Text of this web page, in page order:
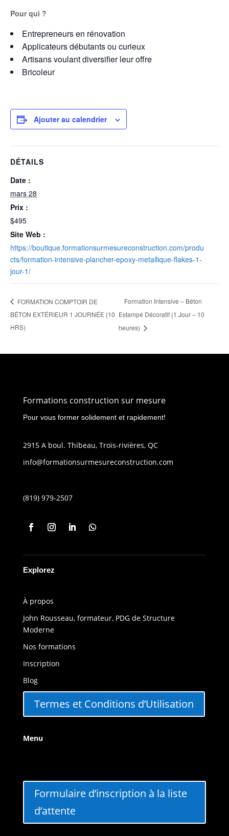
Pour qui ?
Entrepreneurs en rénovation
Applicateurs débutants ou curieux
Artisans voulant diversifier leur offre
Bricoleur
Ajouter au calendrier
DÉTAILS
Date :
mars 28
Prix :
$495
Site Web :
https://boutique.formationsurmesureconstruction.com/produ
cts/formation-intensive-plancher-epoxy-metallique-flakes-1-
jour-1/
FORMATION COMPTOIR DE
BÉTON EXTÉRIEUR 1 JOURNÉE (10
HRS)
Formation Intensive – Béton
Estampé Décoratif (1 Jour – 10
heures)
Formations construction sur mesure
Pour vous former solidement et rapidement!
2915 A boul. Thibeau, Trois-rivières, QC
info@formationsurmesureconstruction.com
(819) 979-2507
Explorez
À propos
John Rousseau, formateur, PDG de Structure
Moderne
Nos formations
Inscription
Blog
Termes et Conditions d’Utilisation
Menu
Formulaire d’inscription à la liste
d’attente